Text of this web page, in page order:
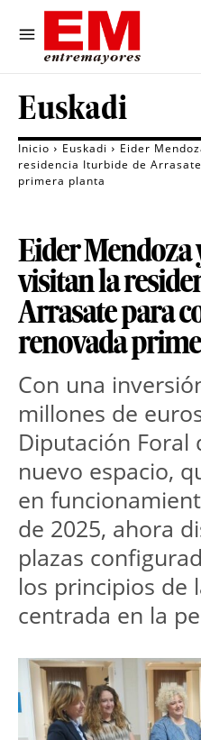
Euskadi
Inicio Euskadi
Eider
residencia Iturbide de
primera planta
Eider Mendoza
visitan la
Arrasate para
renovada
Con una
millones de
Diputación Foral
nuevo espacio,
en
de 2025, ahora
plazas
los principios de
centrada en la